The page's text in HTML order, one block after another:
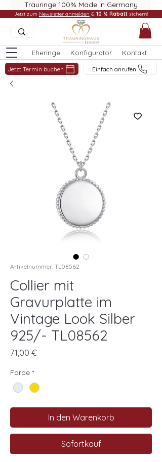
Trauringe 100% Made in Germany
Eheringe Konfigurator Kontakt
Jetzt Termin buchen Einfach anrufen
Jetzt zum Newsletter anmelden & 10 % Rabatt sichern!
Artikelnummer: TL08562
Collier mit
Gravurplatte im
Vintage Look Silber
925/- TL08562
71,00 €Preis
Farbe *
In den Warenkorb
Sofortkauf